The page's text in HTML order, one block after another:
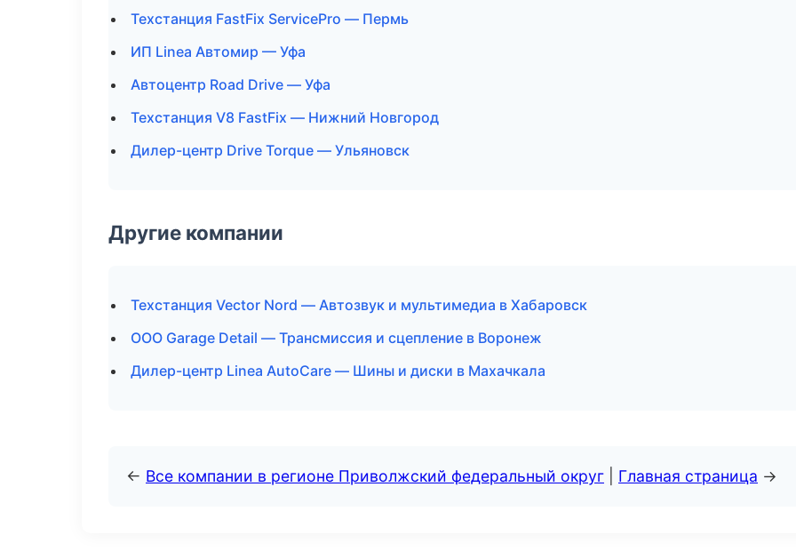
Техстанция FastFix ServicePro — Пермь
ИП Linea Автомир — Уфа
Автоцентр Road Drive — Уфа
Техстанция V8 FastFix — Нижний Новгород
Дилер-центр Drive Torque — Ульяновск
Другие компании
Техстанция Vector Nord — Автозвук и мультимедиа в Хабаровск
ООО Garage Detail — Трансмиссия и сцепление в Воронеж
Дилер-центр Linea AutoCare — Шины и диски в Махачкала
← Все компании в регионе Приволжский федеральный округ Главная страница →